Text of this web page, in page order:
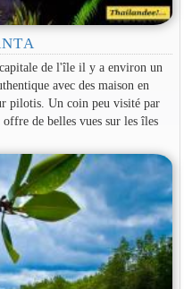
de l'île il y a environ un
avec des maison en
pilotis. Un coin peu visité par
de belles vues sur les îles